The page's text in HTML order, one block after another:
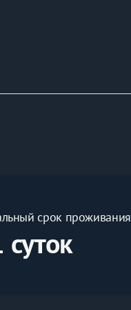
срок проживания
суток